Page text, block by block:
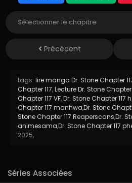
Précédent
tags: lire manga Dr. Stone Chapter
Chapter 117,Lecture Dr. Stone Chapter
Chapter 117 VF,Dr. Stone Chapter 117
Chapter 117 manhwa,Dr. Stone
Stone Chapter 117 Reaperscans,Dr.
animesama,Dr. Stone Chapter 117
2025,
Séries Associées